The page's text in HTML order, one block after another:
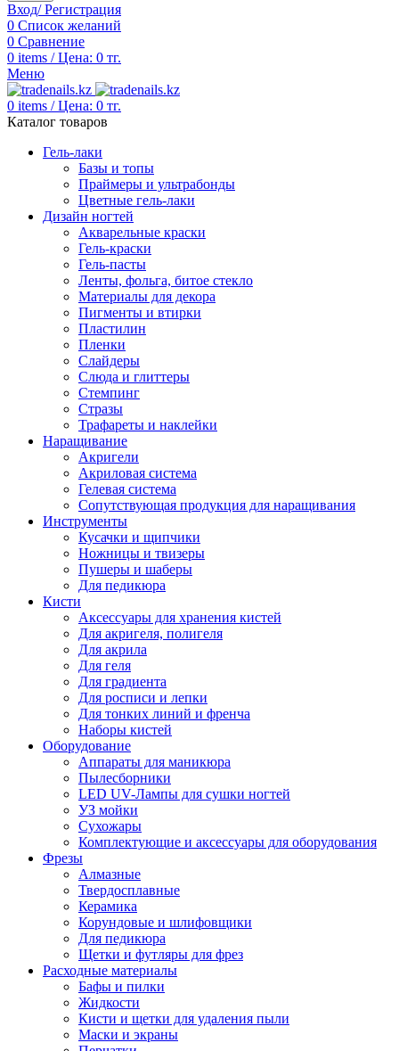
Вход/ Регистрация
0 Список желаний
0 Сравнение
0 items / Цена: 0 тг.
Меню
0 items / Цена: 0 тг.
Каталог товаров
Гель-лаки
Базы и топы
Праймеры и ультрабонды
Цветные гель-лаки
Дизайн ногтей
Акварельные краски
Гель-краски
Гель-пасты
Ленты, фольга, битое стекло
Материалы для декора
Пигменты и втирки
Пластилин
Пленки
Слайдеры
Слюда и глиттеры
Стемпинг
Стразы
Трафареты и наклейки
Наращивание
Акригели
Акриловая система
Гелевая система
Сопутствующая продукция для наращивания
Инструменты
Кусачки и щипчики
Ножницы и твизеры
Пушеры и шаберы
Для педикюра
Кисти
Аксессуары для хранения кистей
Для акригеля, полигеля
Для акрила
Для геля
Для градиента
Для росписи и лепки
Для тонких линий и френча
Наборы кистей
Оборудование
Аппараты для маникюра
Пылесборники
LED UV-Лампы для сушки ногтей
УЗ мойки
Сухожары
Комплектующие и аксессуары для оборудования
Фрезы
Алмазные
Твердосплавные
Керамика
Корундовые и шлифовщики
Для педикюра
Щетки и футляры для фрез
Расходные материалы
Бафы и пилки
Жидкости
Кисти и щетки для удаления пыли
Маски и экраны